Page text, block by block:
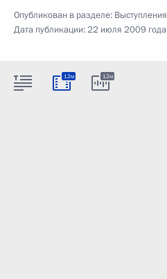
Опубликован в разделе:
Дата публикации:22 июля 2009
12м 12м